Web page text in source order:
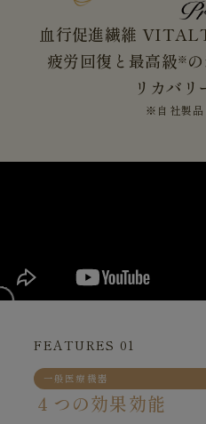
血行促進繊維
疲労回復と最高級※
リカバリ
※自社製品
FEATURES 01
一般医療機器
４つの効果効能